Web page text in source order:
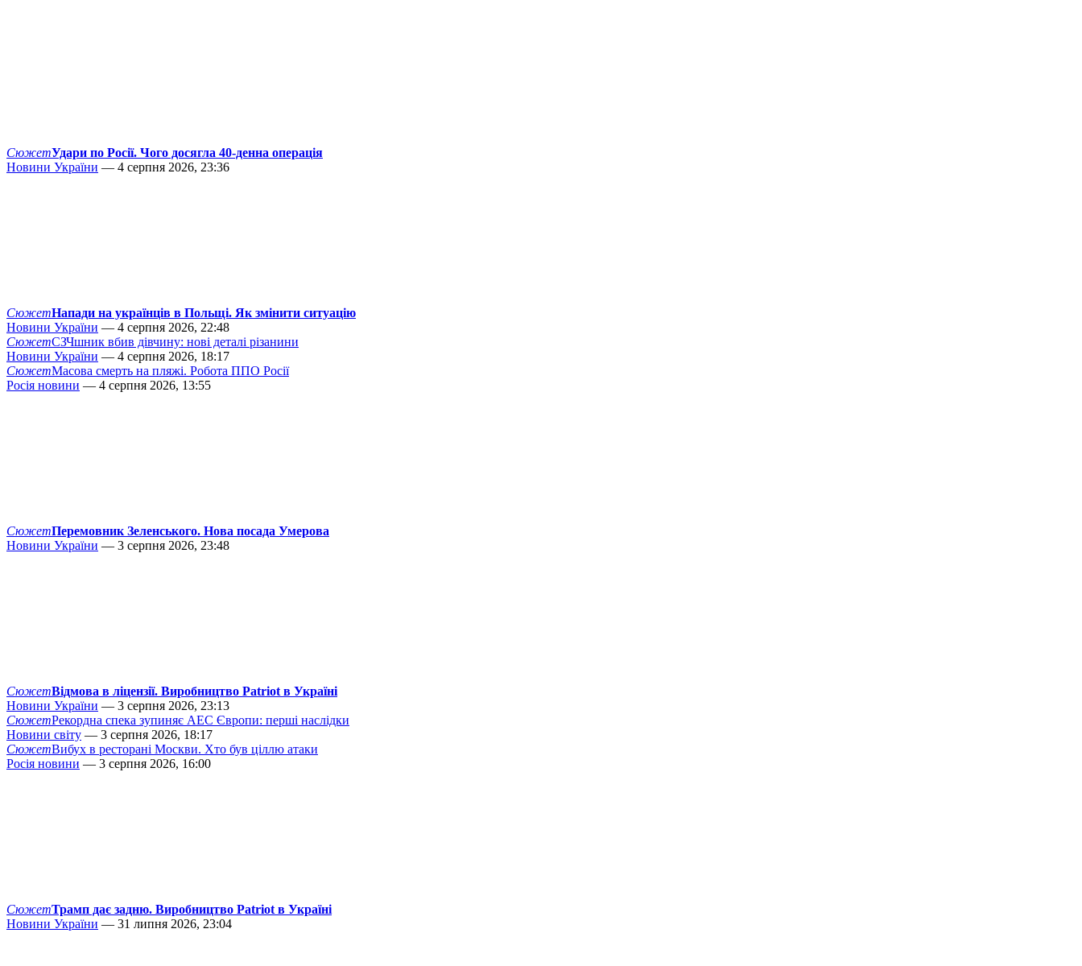
СюжетУдари по Росії. Чого досягла 40-денна операція
Новини України — 4 серпня 2026, 23:36
СюжетНапади на українців в Польщі. Як змінити ситуацію
Новини України — 4 серпня 2026, 22:48
СюжетСЗЧшник вбив дівчину: нові деталі різанини
Новини України — 4 серпня 2026, 18:17
СюжетМасова смерть на пляжі. Робота ППО Росії
Росія новини — 4 серпня 2026, 13:55
СюжетПеремовник Зеленського. Нова посада Умерова
Новини України — 3 серпня 2026, 23:48
СюжетВідмова в ліцензії. Виробництво Patriot в Україні
Новини України — 3 серпня 2026, 23:13
СюжетРекордна спека зупиняє АЕС Європи: перші наслідки
Новини світу — 3 серпня 2026, 18:17
СюжетВибух в ресторані Москви. Хто був ціллю атаки
Росія новини — 3 серпня 2026, 16:00
СюжетТрамп дає задню. Виробництво Patriot в Україні
Новини України — 31 липня 2026, 23:04